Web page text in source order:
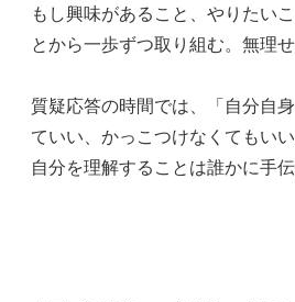
もし興味があること、やりたい
とから一歩ずつ取り組む。無理
質疑応答の時間では、「自分自
ていい、かっこつけなくてもい
自分を理解することは誰かに手